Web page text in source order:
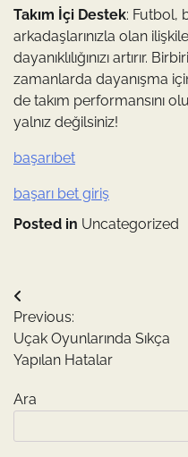
Takım İçi Destek: Futbol,
arkadaşlarınızla olan
dayanıklılığınızı artırır.
zamanlarda dayanışma
de takım performansını
yalnız değilsiniz!
başarıbet
başarı bet giriş
Posted in Uncategorized
Yazı
gezinmesi
Previous:
Uçak Oyunlarında Sıkça
Yapılan Hatalar
Ara